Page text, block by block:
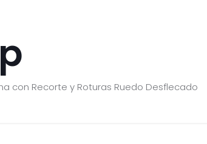
con Recorte y Roturas Ruedo Desflecado